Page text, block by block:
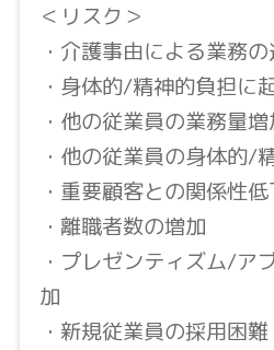
＜リスク＞
・介護事由による業務
・身体的/精神的負担に
・他の従業員の業務量増
・他の従業員の身体的/
・重要顧客との関係性低
・離職者数の増加
・プレゼンティズム/ア
加
・新規従業員の採用困難